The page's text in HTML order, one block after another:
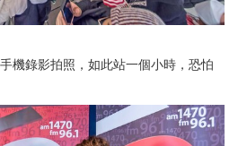
機錄影拍照，如此站一個小時，恐怕